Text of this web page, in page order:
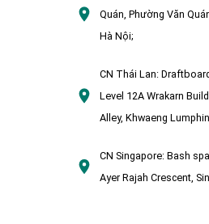
Quán, Phường Văn
Hà Nội;
CN Thái Lan:
Level 12A Wrakarn
Alley, Khwaeng
CN Singapore: Bash
Ayer Rajah Crescent,